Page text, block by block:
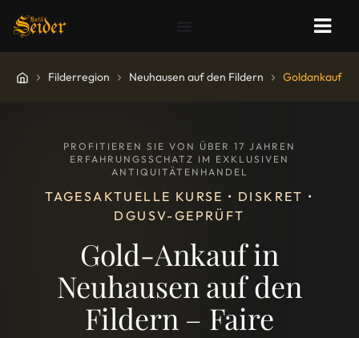
Filderregion Neuhausen auf den Fildern Goldankauf
PROFITIEREN SIE VON ÜBER 17 JAHREN
ERFAHRUNGSSCHATZ IM EXKLUSIVEN
ANTIQUITÄTENHANDEL
TAGESAKTUELLE KURSE • DISKRET •
DGUSV-GEPRÜFT
Gold-Ankauf in
Neuhausen auf den
Fildern – Faire